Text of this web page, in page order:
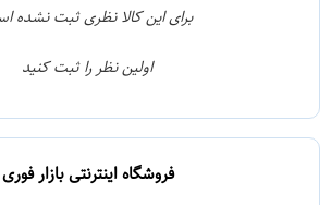
1
برای این کالا نظری ثبت نشده
اولین نظر را ثبت کنید
فروشگاه اینترنتی بازار فوری